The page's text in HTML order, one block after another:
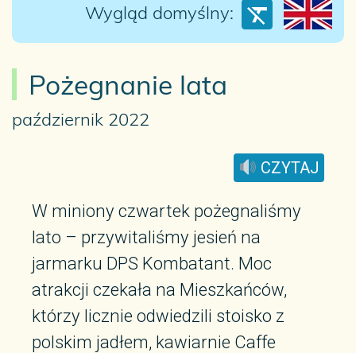
Wygląd domyślny:
Pożegnanie lata
październik 2022
CZYTAJ
W miniony czwartek pożegnaliśmy
lato – przywitaliśmy jesień na
jarmarku DPS Kombatant. Moc
atrakcji czekała na Mieszkańców,
którzy licznie odwiedzili stoisko z
polskim jadłem, kawiarnie Caffe